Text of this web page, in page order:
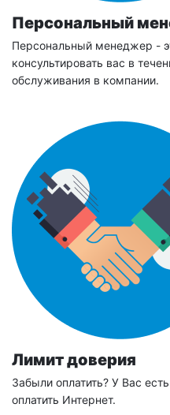
Персональный
Персональный менеджер -
консультировать вас в
обслуживания в компании.
Лимит доверия
Забыли оплатить? У Вас
оплатить Интернет.